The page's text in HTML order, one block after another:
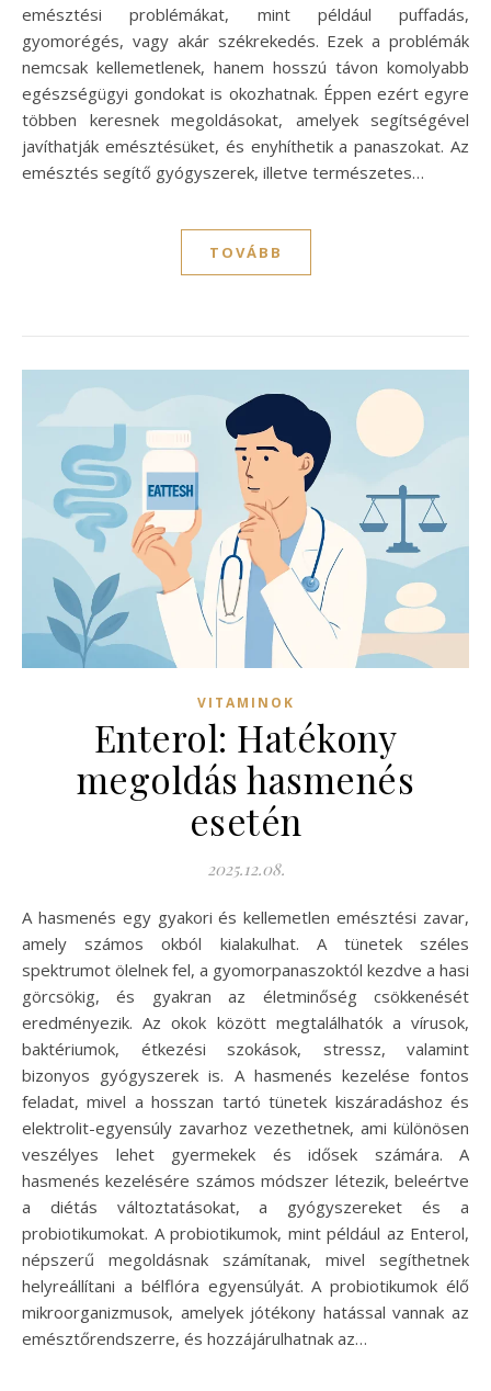
emésztési problémákat, mint például puffadás,
gyomorégés, vagy akár székrekedés. Ezek a problémák
nemcsak kellemetlenek, hanem hosszú távon komolyabb
egészségügyi gondokat is okozhatnak. Éppen ezért egyre
többen keresnek megoldásokat, amelyek segítségével
javíthatják emésztésüket, és enyhíthetik a panaszokat. Az
emésztés segítő gyógyszerek, illetve természetes…
TOVÁBB
VITAMINOK
Enterol: Hatékony
megoldás hasmenés
esetén
2025.12.08.
A hasmenés egy gyakori és kellemetlen emésztési zavar,
amely számos okból kialakulhat. A tünetek széles
spektrumot ölelnek fel, a gyomorpanaszoktól kezdve a hasi
görcsökig, és gyakran az életminőség csökkenését
eredményezik. Az okok között megtalálhatók a vírusok,
baktériumok, étkezési szokások, stressz, valamint
bizonyos gyógyszerek is. A hasmenés kezelése fontos
feladat, mivel a hosszan tartó tünetek kiszáradáshoz és
elektrolit-egyensúly zavarhoz vezethetnek, ami különösen
veszélyes lehet gyermekek és idősek számára. A
hasmenés kezelésére számos módszer létezik, beleértve
a diétás változtatásokat, a gyógyszereket és a
probiotikumokat. A probiotikumok, mint például az Enterol,
népszerű megoldásnak számítanak, mivel segíthetnek
helyreállítani a bélflóra egyensúlyát. A probiotikumok élő
mikroorganizmusok, amelyek jótékony hatással vannak az
emésztőrendszerre, és hozzájárulhatnak az…